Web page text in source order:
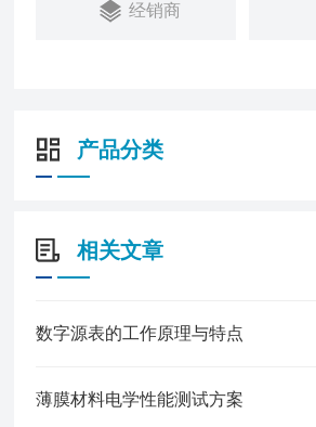
经销商
产品分类
相关文章
数字源表的工作原理与特点
薄膜材料电学性能测试方案